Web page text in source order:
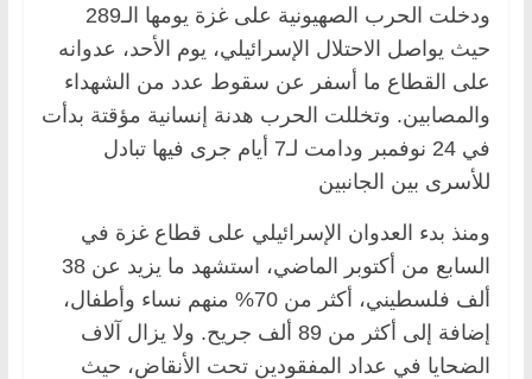
ودخلت الحرب الصهيونية على غزة يومها الـ289
حيث يواصل الاحتلال الإسرائيلي، يوم الأحد، عدوانه
على القطاع ما أسفر عن سقوط عدد من الشهداء
والمصابين. وتخللت الحرب هدنة إنسانية مؤقتة بدأت
في 24 نوفمبر ودامت لـ7 أيام جرى فيها تبادل
للأسرى بين الجانبين
ومنذ بدء العدوان الإسرائيلي على قطاع غزة في
السابع من أكتوبر الماضي، استشهد ما يزيد عن 38
ألف فلسطيني، أكثر من 70% منهم نساء وأطفال،
إضافة إلى أكثر من 89 ألف جريح. ولا يزال آلاف
الضحايا في عداد المفقودين تحت الأنقاض، حيث